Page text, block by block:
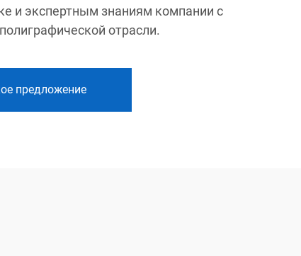
и экспертным знаниям компании с
отрасли.
предложение